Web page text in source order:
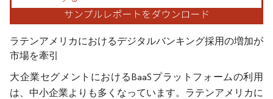
ラテンアメリカにおけるデジタルバンキング採用の増加が
市場を牽引
大企業セグメントにおけるBaaSプラットフォームの利用
は、中小企業よりも多くなっています。ラテンアメリカに